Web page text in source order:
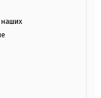
наших